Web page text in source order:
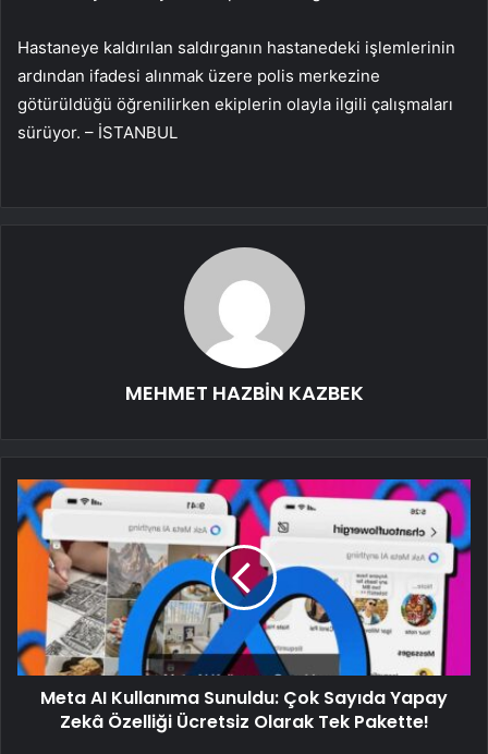
Hastaneye kaldırılan saldırganın hastanedeki işlemlerinin
ardından ifadesi alınmak üzere polis merkezine
götürüldüğü öğrenilirken ekiplerin olayla ilgili çalışmaları
sürüyor. – İSTANBUL
MEHMET HAZBİN KAZBEK
Meta AI Kullanıma Sunuldu: Çok Sayıda Yapay
Zekâ Özelliği Ücretsiz Olarak Tek Pakette!